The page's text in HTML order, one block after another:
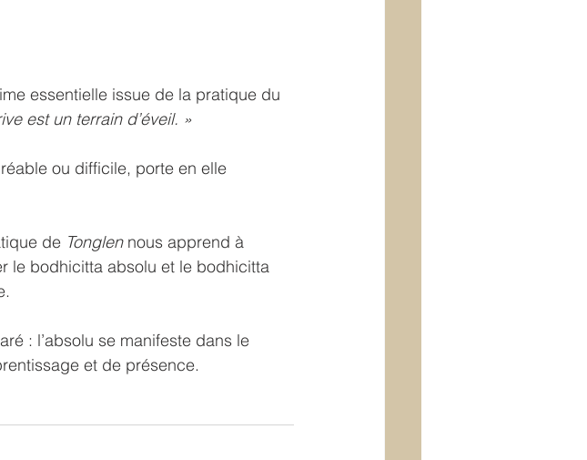
essentielle issue de la pratique du
est un terrain d’éveil. »
de Tonglen nous apprend à
le bodhicitta absolu et le bodhicitta
et de présence.